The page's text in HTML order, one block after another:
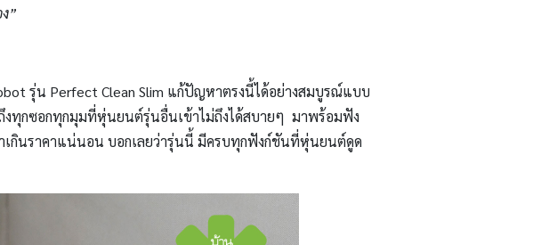
”
รุ่น Perfect Clean Slim แก้ปัญหาตรงนี้ได้อย่างสมบูรณ์แบบ
ทุกซอกทุกมุมที่หุ่นยนต์รุ่นอื่นเข้าไม่ถึงได้สบายๆ มาพร้อมฟัง
เกินราคาแน่นอน บอกเลยว่ารุ่นนี้ มีครบทุกฟังก์ชันที่หุ่นยนต์ดูด